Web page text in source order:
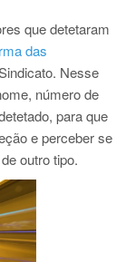
que detetaram
das
Nesse
número de
para que
e perceber se
outro tipo.